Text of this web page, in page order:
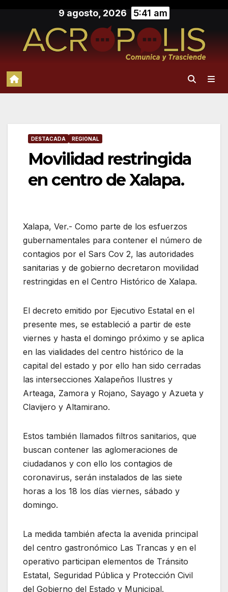
contenido
9 agosto, 2026 5:41 am
DESTACADA REGIONAL
Movilidad restringida
en centro de Xalapa.
Xalapa, Ver.- Como parte de los esfuerzos
gubernamentales para contener el número de
contagios por el Sars Cov 2, las autoridades
sanitarias y de gobierno decretaron movilidad
restringidas en el Centro Histórico de Xalapa.
El decreto emitido por Ejecutivo Estatal en el
presente mes, se estableció a partir de este
viernes y hasta el domingo próximo y se aplica
en las vialidades del centro histórico de la
capital del estado y por ello han sido cerradas
las intersecciones Xalapeños Ilustres y
Arteaga, Zamora y Rojano, Sayago y Azueta y
Clavijero y Altamirano.
Estos también llamados filtros sanitarios, que
buscan contener las aglomeraciones de
ciudadanos y con ello los contagios de
coronavirus, serán instalados de las siete
horas a los 18 los días viernes, sábado y
domingo.
La medida también afecta la avenida principal
del centro gastronómico Las Trancas y en el
operativo participan elementos de Tránsito
Estatal, Seguridad Pública y Protección Civil
del Gobierno del Estado y Municipal.